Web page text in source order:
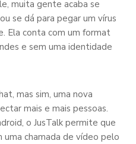
muita gente acaba se
se dá para pegar um vírus
Ela conta com um format
e sem uma identidade
mas sim, uma nova
mais e mais pessoas.
o JusTalk permite que
chamada de vídeo pelo